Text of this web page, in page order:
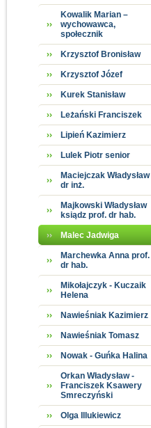
Kowalik Marian –
wychowawca,
społecznik
Krzysztof Bronisław
Krzysztof Józef
Kurek Stanisław
Leżański Franciszek
Lipień Kazimierz
Lulek Piotr senior
Maciejczak Władysław
dr inż.
Majkowski Władysław
ksiądz prof. dr hab.
Malec Jadwiga
Marchewka Anna prof.
dr hab.
Mikołajczyk - Kuczaik
Helena
Nawieśniak Kazimierz
Nawieśniak Tomasz
Nowak - Guńka Halina
Orkan Władysław -
Franciszek Ksawery
Smreczyński
Olga Illukiewicz